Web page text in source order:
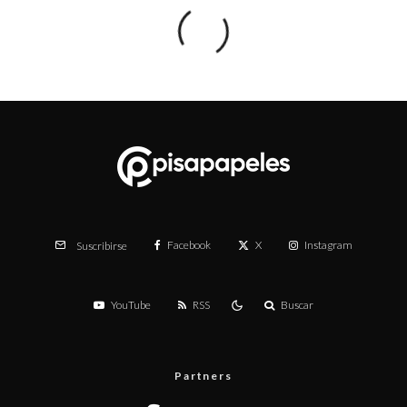
Suscribirse Facebook X Instagram
YouTube RSS Buscar
Partners